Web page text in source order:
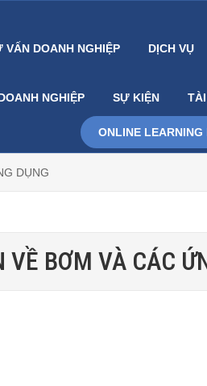
VẤN DOANH NGHIỆP DỊCH VỤ
NGHIỆP SỰ KIỆN
ONLINE LEARNING
DỤNG
BƠM VÀ CÁC